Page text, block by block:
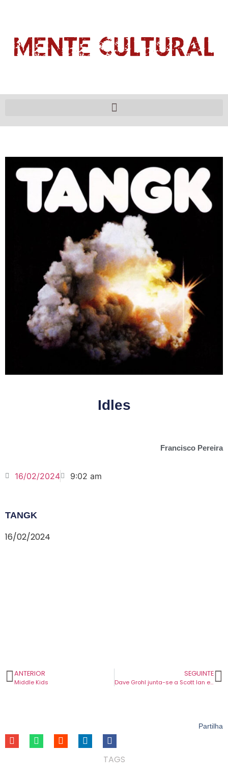
Idles
Francisco Pereira
16/02/2024 9:02 am
TANGK
16/02/2024
ANTERIOR
Middle Kids
SEGUINTE
Dave Grohl junta-se a Scott Ian e Charlie Benante dos Anthrax para tributo aos Bad Brains.
Partilha
TAGS